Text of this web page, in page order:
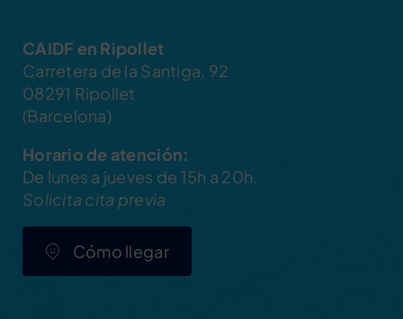
CAIDF en Ripollet
Carretera de la Santiga, 92
08291 Ripollet
(Barcelona)
Horario de atención:
De lunes a jueves de 15h a 20h.
Solicita cita previa
Cómo llegar